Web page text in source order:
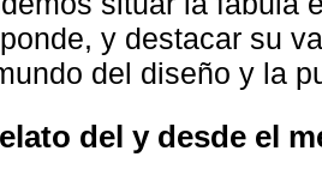
y destacar su
del diseño y la
del y desde el